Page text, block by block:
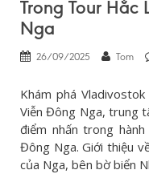
Trong Tour
Nga
26/09/2025 Tom
Khám phá
Viễn Đông Nga, trung
điểm nhấn trong
Đông Nga. Giới thiệu
của Nga, bên bờ biển